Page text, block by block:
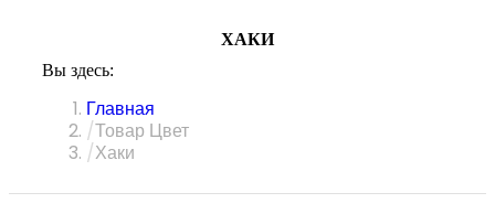
ХАКИ
Вы здесь:
Главная
Товар Цвет
Хаки